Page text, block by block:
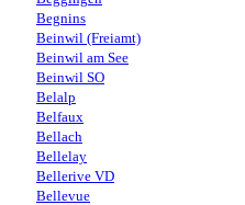
Begnins
Beinwil (Freiamt)
Beinwil am See
Beinwil SO
Belalp
Belfaux
Bellach
Bellelay
Bellerive VD
Bellevue